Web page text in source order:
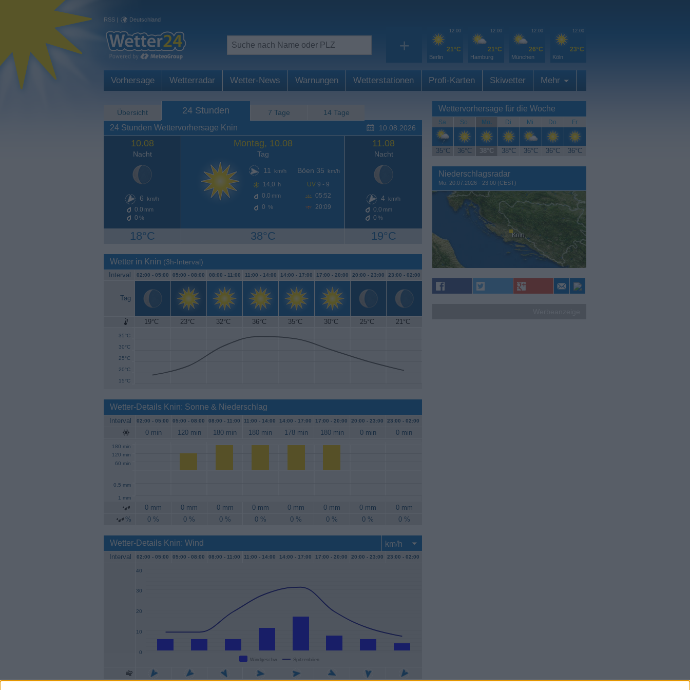
RSS | Deutschland
+
12:00
21°C
Berlin
12:00
21°C
Hamburg
12:00
26°C
München
12:00
23°C
Köln
Vorhersage Wetterradar Wetter-News Warnungen Wetterstationen Profi-Karten Skiwetter Mehr
Übersicht 24 Stunden 7 Tage 14 Tage
24 Stunden Wettervorhersage Knin 10.08.2026
10.08
Nacht
6 km/h
0.0 mm
0 %
18°C
Montag, 10.08
Tag
11
km/h
14,0 h
0.0 mm
0 %
Böen 35 km/h
UV 9 - 9
05:52
20:09
38°C
11.08
Nacht
4 km/h
0.0 mm
0 %
19°C
Wetter in Knin (3h-Interval)
Interval 02:00 - 05:00 05:00 - 08:00 08:00 - 11:00 11:00 - 14:00 14:00 - 17:00 17:00 - 20:00 20:00 - 23:00 23:00 - 02:00
Tag
19°C 23°C 32°C 36°C 35°C 30°C 25°C 21°C
15°C
20°C
25°C
30°C
35°C
40°C
Wetter-Details Knin: Sonne & Niederschlag
Interval 02:00 - 05:00 05:00 - 08:00 08:00 - 11:00 11:00 - 14:00 14:00 - 17:00 17:00 - 20:00 20:00 - 23:00 23:00 - 02:00
0 min 120 min 180 min 180 min 178 min 180 min 0 min 0 min
60 min
120 min
180 min
0.5 mm
1 mm
0 mm 0 mm 0 mm 0 mm 0 mm 0 mm 0 mm
0 mm
%
0 % 0 % 0 % 0 % 0 % 0 % 0 % 0 %
Wetter-Details Knin: Wind
Interval 02:00 - 05:00 05:00 - 08:00 08:00 - 11:00 11:00 - 14:00 14:00 - 17:00 17:00 - 20:00 20:00 - 23:00 23:00 - 02:00
Windgeschw. Spitzenböen
0
10
20
30
40
Wettervorhersage für die Woche
Sa. So. Mo. Di. Mi. Do. Fr.
35°C 36°C 38°C 38°C 36°C 36°C 36°C
Niederschlagsradar
Mo. 20.07.2026 - 23:00 (CEST)
Knin